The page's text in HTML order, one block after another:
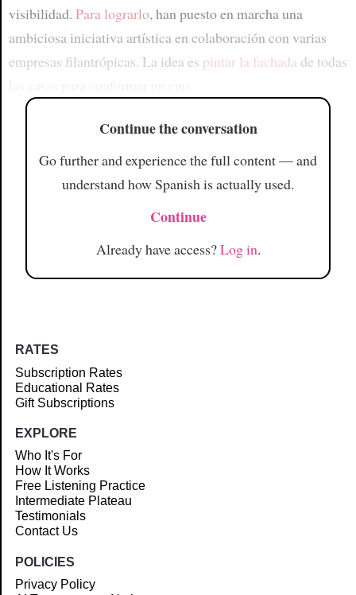
visibilidad. Para lograrlo, han puesto en marcha una
ambiciosa iniciativa artística en colaboración con varias
empresas filantrópicas. La idea es pintar la fachada de todas
Continue the conversation
Go further and experience the full content — and
understand how Spanish is actually used.
Continue
Already have access?Log in.
RATES
Subscription Rates
Educational Rates
Gift Subscriptions
EXPLORE
Who It's For
How It Works
Free Listening Practice
Intermediate Plateau
Testimonials
Contact Us
POLICIES
Privacy Policy